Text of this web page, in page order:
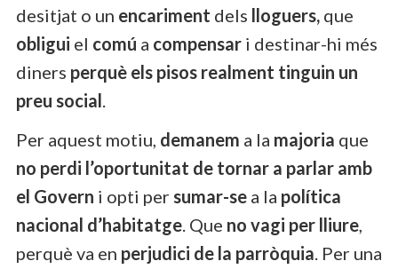
desitjat o un encariment dels lloguers, que
obligui el comú a compensar i destinar-hi més
diners perquè els pisos realment tinguin un
preu social.
Per aquest motiu, demanem a la majoria que
no perdi l’oportunitat de tornar a parlar amb
el Govern i opti persumar-se a la política
nacional d’habitatge. Que no vagi per lliure,
perquè va en perjudici de la parròquia. Per una